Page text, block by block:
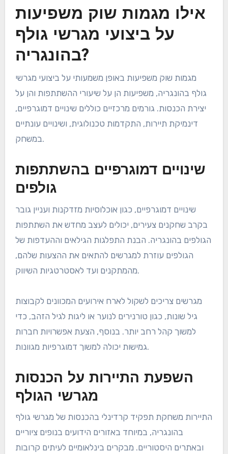
אילו מגמות שוק משפיעות
על ביצועי מגרשי גולף
בהונגריה?
מגמות שוק משפיעות באופן משמעותי על ביצועי מגרשי
גולף בהונגריה, משפיעות הן על שיעורי ההשתתפות והן על
יצירת הכנסות. גורמים מרכזיים כוללים שינויים דמוגרפיים,
דינמיקת תיירות, התקדמות טכנולוגית, ושינויים עונתיים
במשחק.
שינויים דמוגרפיים בהשתתפות
גולפים
שינויים דמוגרפיים, כגון אוכלוסיות מזדקנות ועניין גובר
בקרב שחקנים צעירים, יכולים לעצב מחדש את השתתפות
הגולפים בהונגריה. הבנת התפלגות הגילאים וההעדפות של
הגולפים עוזרת למגרשים להתאים את ההצעות שלהם,
מהמתקנים ועד לאסטרטגיות השיווק.
מגרשים צריכים לשקול לארח אירועים המכוונים לקבוצות
גיל שונות, כגון טורנירים לנוער או ליגות לגיל הזהב, כדי
למשוך קהל רחב יותר. בנוסף, הצעת אפשרויות חברות
גמישות יכולה למשוך דמוגרפיות מגוונות.
השפעת התיירות על הכנסות
מגרשי הגולף
התיירות משחקת תפקיד קרדינלי בהכנסות של מגרשי גולף
בהונגריה, במיוחד באזורים הידועים בנופים ציוריים
ובאתרים היסטוריים. מבקרים בינלאומיים לעיתים קרובות